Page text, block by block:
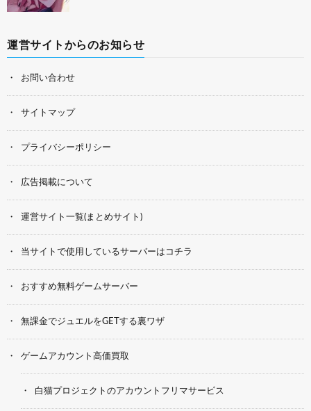
運営サイトからのお知らせ
お問い合わせ
サイトマップ
プライバシーポリシー
広告掲載について
運営サイト一覧(まとめサイト)
当サイトで使用しているサーバーはコチラ
おすすめ無料ゲームサーバー
無課金でジュエルをGETする裏ワザ
ゲームアカウント高価買取
白猫プロジェクトのアカウントフリマサービス